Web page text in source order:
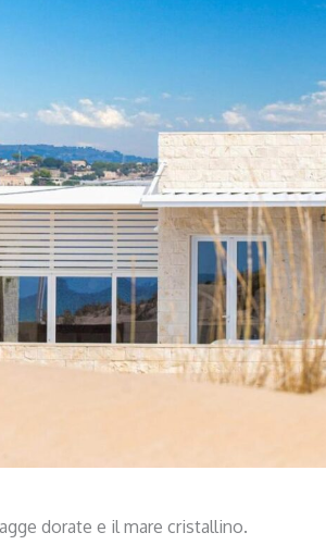
dorate e il mare cristallino.